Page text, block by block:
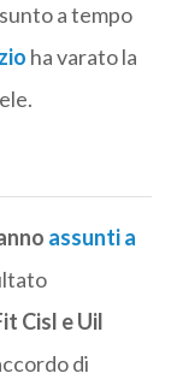
a tempo
ha varato la
assunti a
Cisl e Uil
di